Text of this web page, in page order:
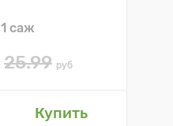
1 саж
25.99 руб
Купить